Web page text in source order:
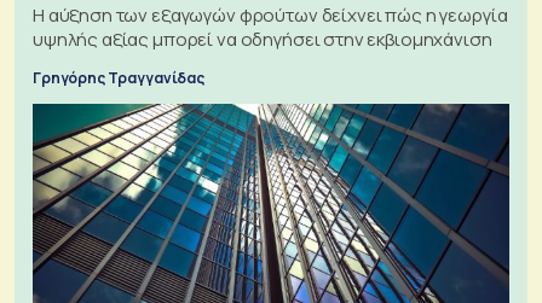
Η αύξηση των εξαγωγών φρούτων δείχνει πώς η γεωργία
υψηλής αξίας μπορεί να οδηγήσει στην εκβιομηχάνιση
Γρηγόρης Τραγγανίδας